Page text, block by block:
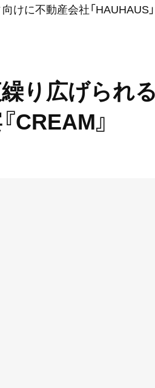
けに不動産会社「HAUHAUS」
り広げられ
CREAM』